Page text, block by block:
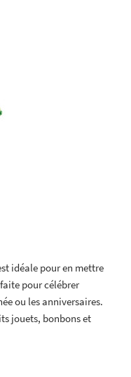
idéale pour en mettre
pour célébrer
ou les anniversaires.
jouets, bonbons et